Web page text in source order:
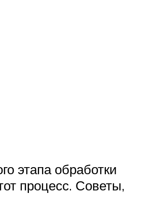
этапа обработки
процесс. Советы,